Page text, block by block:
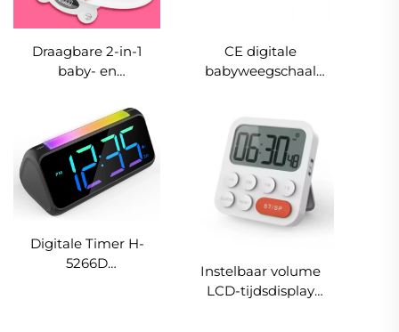
Draagbare 2-in-1
baby- en
20kg digitale
elektronische
babyweegschaal met
uitneembare schaal
CE digitale
babyweegschaal
schaal uitneembaar
weegschaal voor
baby's veilig ontwerp
voor ziekenhuis
huishouden
Digitale Timer H-
5266D
Instelbaar volume
LCD-tijdsdisplay